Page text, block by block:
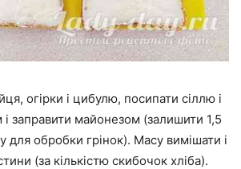
огірки і цибулю, посипати сіллю і
заправити майонезом (залишити 1,5
для обробки грінок). Масу вимішати і
(за кількістю скибочок хліба).